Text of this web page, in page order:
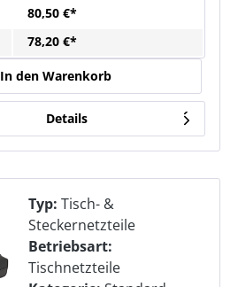
80,50 €*
78,20 €*
In den Warenkorb
Details
Typ: Tisch- &
Steckernetzteile
Betriebsart:
Tischnetzteile